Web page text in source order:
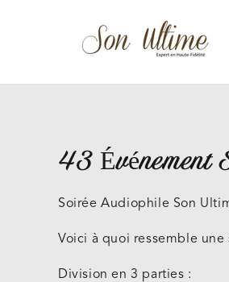
43 Événement
Soirée Audiophile Son
Voici à quoi ressemble
Division en 3 parties :